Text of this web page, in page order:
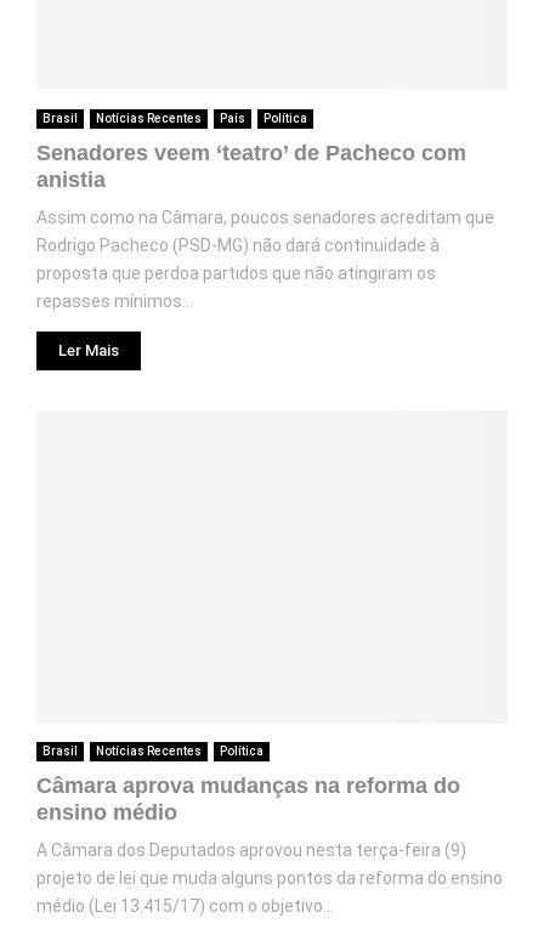
Brasil Notícias Recentes País Política
Senadores veem ‘teatro’ de Pacheco com
anistia
Assim como na Câmara, poucos senadores acreditam que
Rodrigo Pacheco (PSD-MG) não dará continuidade à
proposta que perdoa partidos que não atingiram os
repasses mínimos...
Ler Mais
Brasil Notícias Recentes Política
Câmara aprova mudanças na reforma do
ensino médio
A Câmara dos Deputados aprovou nesta terça-feira (9)
projeto de lei que muda alguns pontos da reforma do ensino
médio (Lei 13.415/17) com o objetivo...